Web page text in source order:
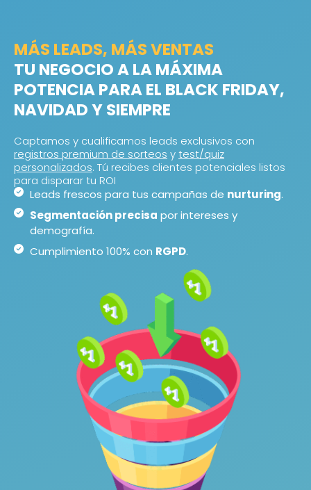
MÁS LEADS, MÁS VENTAS
TU NEGOCIO A LA MÁXIMA
POTENCIA PARA EL BLACK FRIDAY,
NAVIDAD Y SIEMPRE
Captamos y cualificamos leads exclusivos con
registros premium de sorteos ytest/quiz
personalizados. Tú recibes clientes potenciales listos
para disparar tu ROI
Leads frescos para tus campañas de nurturing.
Segmentación precisa por intereses y
demografía.
Cumplimiento 100% con RGPD.